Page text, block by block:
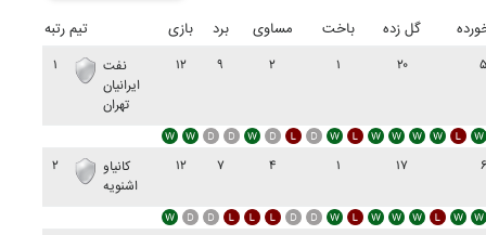
رتبه تیم بازی برد مساوی باخت گل زده
۱
نفت
ايرانيان
تهران
۱۲ ۹ ۲ ۱ ۲۰ ۵
۲
کانياو
اشنويه
۱۲ ۷ ۴ ۱ ۱۷ ۶